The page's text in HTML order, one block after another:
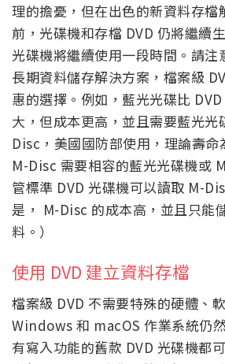
理的擔憂，但在出色的新資料存檔
前，光碟機和存檔 DVD 仍將繼續
光碟機將繼續使用一段時間。請注
長期資料儲存解決方案，檔案級
惠的選擇。例如，藍光光碟比
大，但成本更高，並且需要藍光光
Disc，美國國防部使用，理論壽命
M-Disc 需要相容的藍光光碟機或
管標準 DVD 光碟機可以讀取 M-
是， M-Disc 的成本高，並且只能
料。）
使用 DVD 建立資料存檔
檔案級 DVD 不需要特殊的硬體、
Windows 和 macOS 作業系統仍
有寫入功能的舊款 DVD 光碟機都